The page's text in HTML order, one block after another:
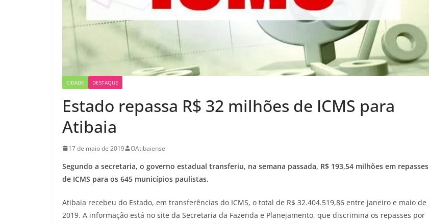
CIDADE DESTAQUE
Estado repassa R$ 32 milhões de ICMS para
Atibaia
17 de maio de 2019 OAtibaiense
Segundo a secretaria, o governo estadual transferiu, na semana passada, R$ 193,54 milhões em repasses
de ICMS para os 645 municípios paulistas.
Atibaia recebeu do Estado, em transferências do ICMS, o total de R$ 32.404.519,86 entre janeiro e maio de
2019. A informação está no site da Secretaria da Fazenda e Planejamento, que discrimina os repasses por